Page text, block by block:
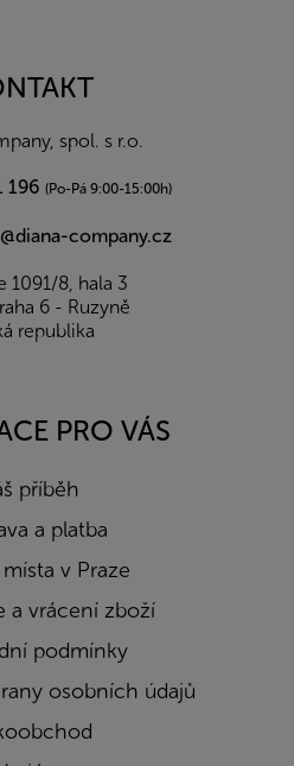
spol. s r.o.
196 (Po-Pá 9:00-15:00h)
company.cz
1091/8, hala 3
6 - Ruzyně
republika
PRO VÁS
příběh
a platba
v Praze
a vrácení zboží
podmínky
osobních údajů